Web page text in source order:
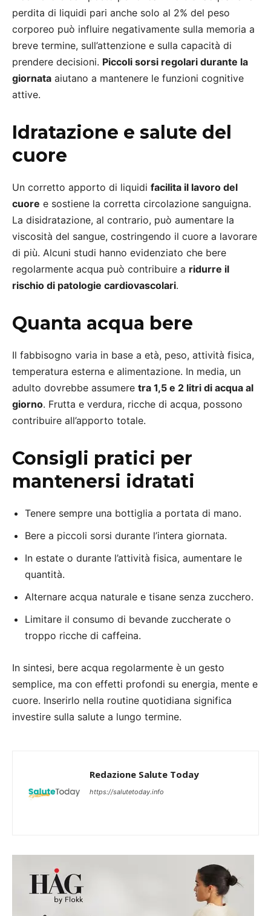
perdita di liquidi pari anche solo al 2% del peso
corporeo può influire negativamente sulla memoria a
breve termine, sull’attenzione e sulla capacità di
prendere decisioni. Piccoli sorsi regolari durante la
giornata aiutano a mantenere le funzioni cognitive
attive.
Idratazione e salute del
cuore
Un corretto apporto di liquidi facilita il lavoro del
cuore e sostiene la corretta circolazione sanguigna.
La disidratazione, al contrario, può aumentare la
viscosità del sangue, costringendo il cuore a lavorare
di più. Alcuni studi hanno evidenziato che bere
regolarmente acqua può contribuire a ridurre il
rischio di patologie cardiovascolari.
Quanta acqua bere
Il fabbisogno varia in base a età, peso, attività fisica,
temperatura esterna e alimentazione. In media, un
adulto dovrebbe assumere tra 1,5 e 2 litri di acqua al
giorno. Frutta e verdura, ricche di acqua, possono
contribuire all’apporto totale.
Consigli pratici per
mantenersi idratati
Tenere sempre una bottiglia a portata di mano.
Bere a piccoli sorsi durante l’intera giornata.
In estate o durante l’attività fisica, aumentare le
quantità.
Alternare acqua naturale e tisane senza zucchero.
Limitare il consumo di bevande zuccherate o
troppo ricche di caffeina.
In sintesi, bere acqua regolarmente è un gesto
semplice, ma con effetti profondi su energia, mente e
cuore. Inserirlo nella routine quotidiana significa
investire sulla salute a lungo termine.
Redazione Salute Today
https://salutetoday.info